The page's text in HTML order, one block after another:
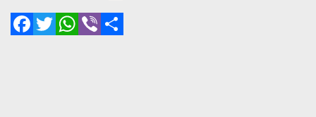
FacebookTwitterWhatsApp
Viber